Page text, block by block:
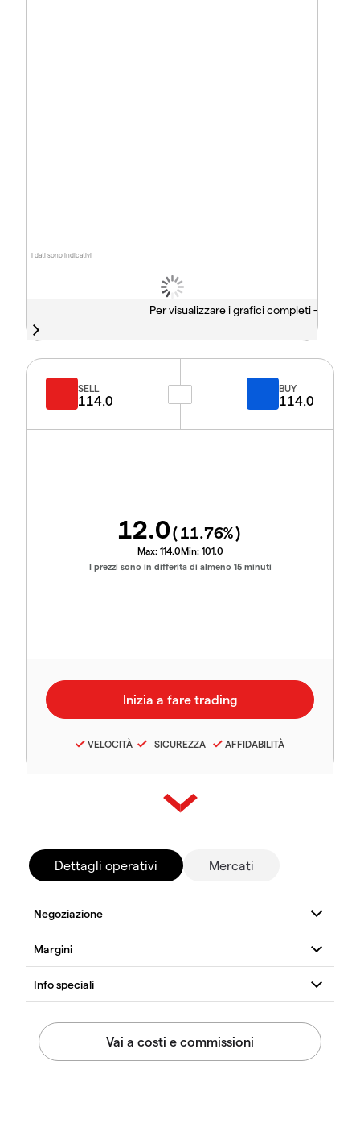
I dati sono indicativi
Per visualizzare i grafici completi -
SELL
114.0
BUY
114.0
12.0(11.76%)
Max: 114.0Min: 101.0
I prezzi sono in differita di almeno 15 minuti
VELOCITÀ SICUREZZA AFFIDABILITÀ
Dettagli operativi Mercati